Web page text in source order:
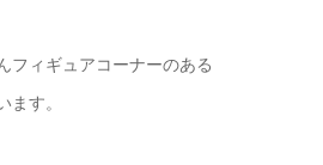
フィギュアコーナーのある
す。